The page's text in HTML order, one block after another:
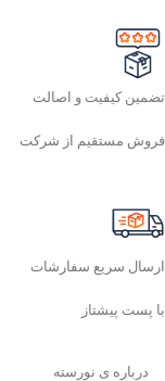
تضمین کیفیت و اصالت
فروش مستقیم از شرکت
ارسال سریع سفارشات
با پست پیشتاز
درباره ی نورسته